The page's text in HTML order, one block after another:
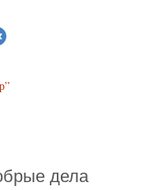
дела